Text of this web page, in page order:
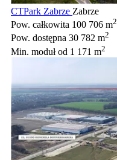
CTPark Zabrze Zabrze
Pow. całkowita 100 706 m2
Pow. dostępna 30 782 m2
Min. modułod 1 171 m2